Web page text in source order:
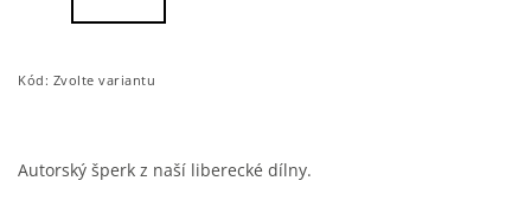
Kód: Zvolte variantu
Autorský šperk z naší liberecké dílny.